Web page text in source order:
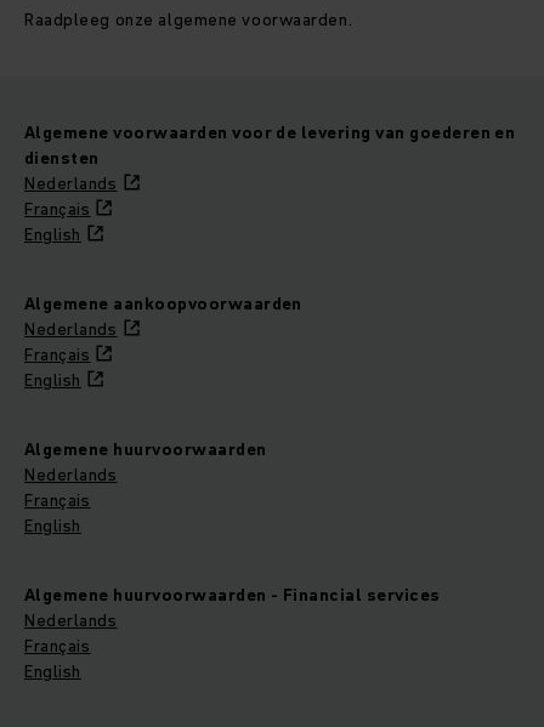
Raadpleeg onze algemene voorwaarden.
Algemene voorwaarden voor de levering van goederen en
diensten
Nederlands
Français
English
Algemene aankoopvoorwaarden
Nederlands
Français
English
Algemene huurvoorwaarden
Nederlands
Français
English
Algemene huurvoorwaarden - Financial services
Nederlands
Français
English